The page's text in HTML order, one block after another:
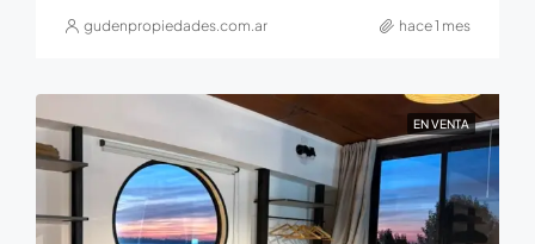
gudenpropiedades.com.ar hace 1 mes
EN VENTA